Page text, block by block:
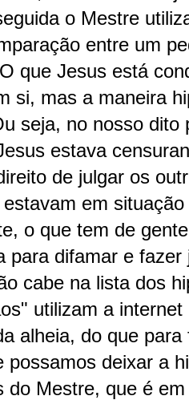
o Mestre
entre um
que Jesus está
si, mas a maneira
seja, no nosso dito
estava
de julgar os
em
o que tem de
para difamar e
cabe na lista dos
utilizam a
alheia, do que
possamos deixar a
do Mestre, que é